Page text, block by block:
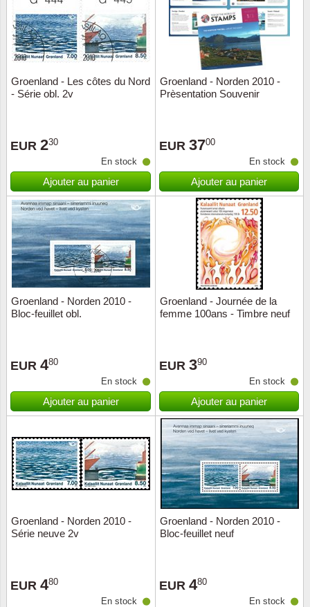
Groenland - Les côtes du Nord
- Série obl. 2v
EUR 230
En stock
Ajouter au panier
Groenland - Norden 2010 -
Prèsentation Souvenir
EUR 3700
En stock
Ajouter au panier
Groenland - Norden 2010 -
Bloc-feuillet obl.
EUR 480
En stock
Ajouter au panier
Groenland - Journée de la
femme 100ans - Timbre neuf
EUR 390
En stock
Ajouter au panier
Groenland - Norden 2010 -
Série neuve 2v
EUR 480
En stock
Groenland - Norden 2010 -
Bloc-feuillet neuf
EUR 480
En stock